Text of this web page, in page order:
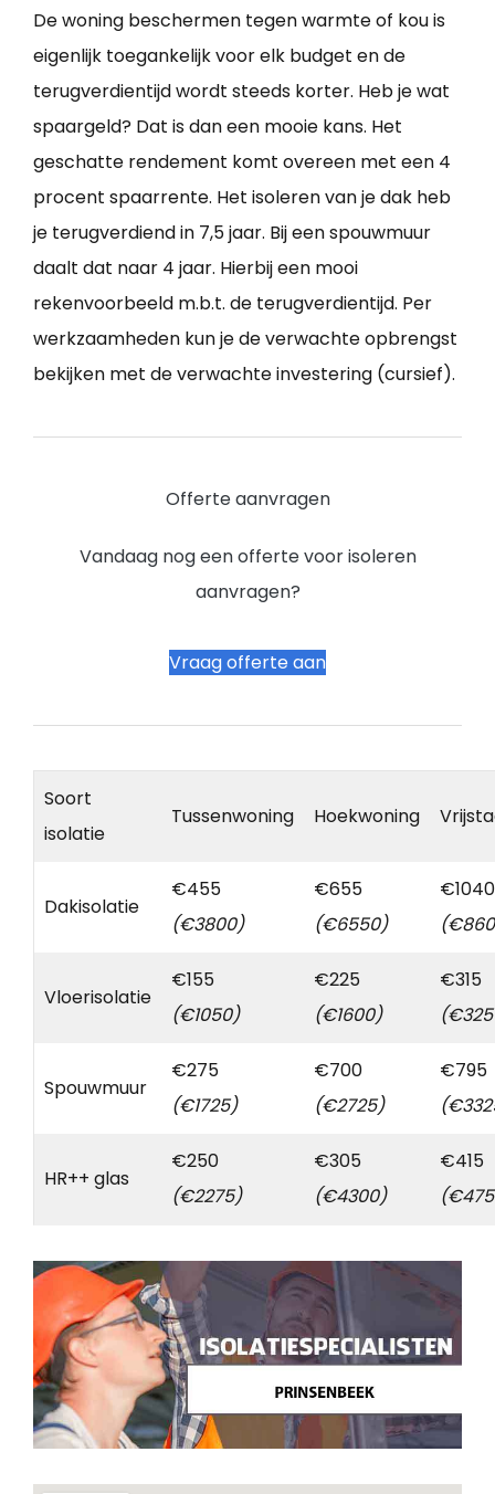
De woning beschermen tegen warmte of kou is
eigenlijk toegankelijk voor elk budget en de
terugverdientijd wordt steeds korter. Heb je wat
spaargeld? Dat is dan een mooie kans. Het
geschatte rendement komt overeen met een 4
procent spaarrente. Het isoleren van je dak heb
je terugverdiend in 7,5 jaar. Bij een spouwmuur
daalt dat naar 4 jaar. Hierbij een mooi
rekenvoorbeeld m.b.t. de terugverdientijd. Per
werkzaamheden kun je de verwachte opbrengst
bekijken met de verwachte investering (cursief).
Offerte aanvragen
Vandaag nog een offerte voor isoleren
aanvragen?
Vraag offerte aan
Soort
isolatie
Tussenwoning Hoekwoning
Dakisolatie
€455
(€3800)
€655
(€6550)
€1040
Vloerisolatie
€155
(€1050)
€225
(€1600)
€315
Spouwmuur
€275
(€1725)
€700
(€2725)
€795
HR++ glas
€250
(€2275)
€305
(€4300)
€415